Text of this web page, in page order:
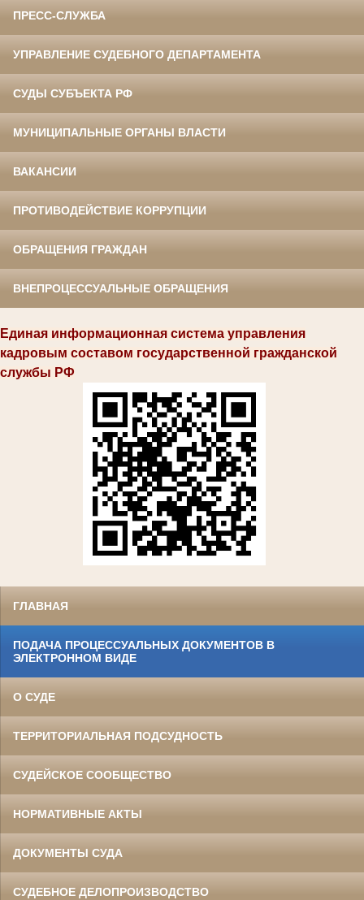
ПРЕСС-СЛУЖБА
УПРАВЛЕНИЕ СУДЕБНОГО ДЕПАРТАМЕНТА
СУДЫ СУБЪЕКТА РФ
МУНИЦИПАЛЬНЫЕ ОРГАНЫ ВЛАСТИ
ВАКАНСИИ
ПРОТИВОДЕЙСТВИЕ КОРРУПЦИИ
ОБРАЩЕНИЯ ГРАЖДАН
ВНЕПРОЦЕССУАЛЬНЫЕ ОБРАЩЕНИЯ
Единая информационная система управления
кадровым составом государственной гражданской
службы РФ
ГЛАВНАЯ
ПОДАЧА ПРОЦЕССУАЛЬНЫХ ДОКУМЕНТОВ В
ЭЛЕКТРОННОМ ВИДЕ
О СУДЕ
ТЕРРИТОРИАЛЬНАЯ ПОДСУДНОСТЬ
СУДЕЙСКОЕ СООБЩЕСТВО
НОРМАТИВНЫЕ АКТЫ
ДОКУМЕНТЫ СУДА
СУДЕБНОЕ ДЕЛОПРОИЗВОДСТВО